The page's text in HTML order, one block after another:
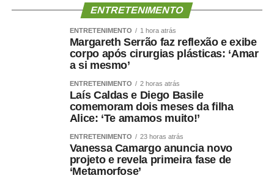
Conforme estabelece a Portaria Conjunta 271-Pres/CGJ,
fica regulamentado o encaminhamento dos alvarás de
soltura e mandados de prisão aos estabelecimentos
prisionais de Cuiabá e Várzea Grande por malote digital
ou e-mail institucional para o seu devido cumprimento. A
medida se refere ao Provimento n. 48/2019-CGJ para o
segundo grau de jurisdição do Tribunal de Justiça
Tribunal de Justiça de MT – MT
ENTRETENIMENTO
ENTRETENIMENTO 1 hora atrás
Margareth Serrão faz reflexão e exibe
corpo após cirurgias plásticas: ‘Amar
a si mesmo’
ENTRETENIMENTO 2 horas atrás
Laís Caldas e Diego Basile
comemoram dois meses da filha
Alice: ‘Te amamos muito!’
ENTRETENIMENTO 23 horas atrás
Vanessa Camargo anuncia novo
projeto e revela primeira fase de
‘Metamorfose’